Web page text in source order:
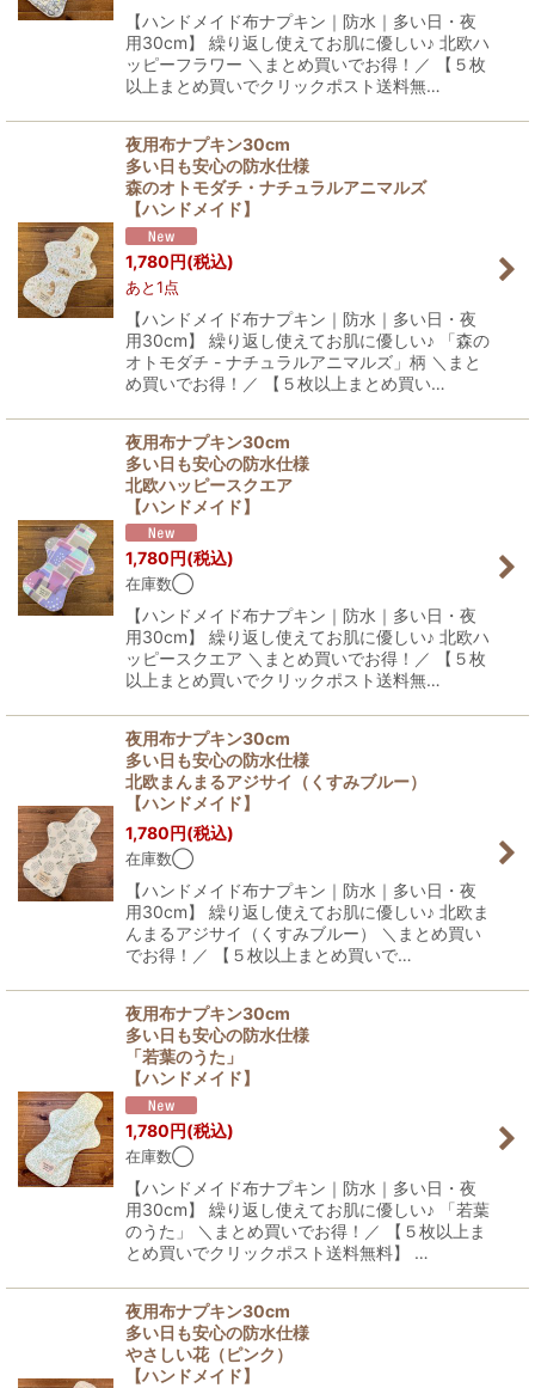
【ハンドメイド布ナプキン｜防水｜多い日・夜
用30cm】 繰り返し使えてお肌に優しい♪ 北欧ハ
ッピーフラワー ＼まとめ買いでお得！／ 【５枚
以上まとめ買いでクリックポスト送料無…
夜用布ナプキン30cm
多い日も安心の防水仕様
森のオトモダチ・ナチュラルアニマルズ
【ハンドメイド】
1,780円(税込)
あと1点
【ハンドメイド布ナプキン｜防水｜多い日・夜
用30cm】 繰り返し使えてお肌に優しい♪ 「森の
オトモダチ - ナチュラルアニマルズ」柄 ＼まと
め買いでお得！／ 【５枚以上まとめ買い…
夜用布ナプキン30cm
多い日も安心の防水仕様
北欧ハッピースクエア
【ハンドメイド】
1,780円(税込)
在庫数◯
【ハンドメイド布ナプキン｜防水｜多い日・夜
用30cm】 繰り返し使えてお肌に優しい♪ 北欧ハ
ッピースクエア ＼まとめ買いでお得！／ 【５枚
以上まとめ買いでクリックポスト送料無…
夜用布ナプキン30cm
多い日も安心の防水仕様
北欧まんまるアジサイ（くすみブルー）
【ハンドメイド】
1,780円(税込)
在庫数◯
【ハンドメイド布ナプキン｜防水｜多い日・夜
用30cm】 繰り返し使えてお肌に優しい♪ 北欧ま
んまるアジサイ（くすみブルー） ＼まとめ買い
でお得！／ 【５枚以上まとめ買いで…
夜用布ナプキン30cm
多い日も安心の防水仕様
「若葉のうた」
【ハンドメイド】
1,780円(税込)
在庫数◯
【ハンドメイド布ナプキン｜防水｜多い日・夜
用30cm】 繰り返し使えてお肌に優しい♪ 「若葉
のうた」 ＼まとめ買いでお得！／ 【５枚以上ま
とめ買いでクリックポスト送料無料】 …
夜用布ナプキン30cm
多い日も安心の防水仕様
やさしい花（ピンク）
【ハンドメイド】